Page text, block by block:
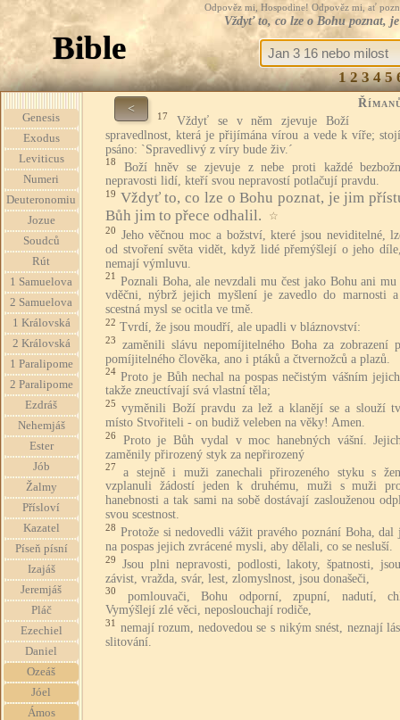
Odpověz mi, Hospodine! Odpověz mi, ať
Vždyť to, co lze o Bohu poznat,
Bible
1 2 3 4 5
Genesis
Exodus
Leviticus
Numeri
Deuteronomiu
Jozue
Soudců
Rút
1 Samuelova
2 Samuelova
1 Královská
2 Královská
1 Paralipome
2 Paralipome
Ezdráš
Nehemjáš
Ester
Jób
Žalmy
Přísloví
Kazatel
Píseň písní
Izajáš
Jeremjáš
Pláč
Ezechiel
Daniel
Ozeáš
Jóel
Ámos
<
17
Vždyť se v něm zjevuje Boží
spravedlnost, která je přijímána vírou a vede k víře;
psáno: `Spravedlivý z víry bude živ.´
18
Boží hněv se zjevuje z nebe proti každé
nepravosti lidí, kteří svou nepravostí potlačují pravdu.
19 Vždyť to, co lze o Bohu poznat, je jim
Bůh jim to přece odhalil.
☆
20 Jeho věčnou moc a božství, které jsou neviditelné,
od stvoření světa vidět, když lidé přemýšlejí o jeho
nemají výmluvu.
21 Poznali Boha, ale nevzdali mu čest jako Bohu ani
vděčni, nýbrž jejich myšlení je zavedlo do marnosti
scestná mysl se ocitla ve tmě.
22 Tvrdí, že jsou moudří, ale upadli v bláznovství:
23
zaměnili slávu nepomíjitelného Boha za zobrazení
pomíjitelného člověka, ano i ptáků a čtvernožců a plazů.
24 Proto je Bůh nechal na pospas nečistým vášním
takže zneuctívají svá vlastní těla;
25
vyměnili Boží pravdu za lež a klanějí se a slouží
místo Stvořiteli - on budiž veleben na věky! Amen.
26
Proto je Bůh vydal v moc hanebných vášní.
zaměnily přirozený styk za nepřirozený
27
a stejně i muži zanechali přirozeného styku s
vzplanuli žádostí jeden k druhému, muži s muži
hanebnosti a tak sami na sobě dostávají zaslouženou
svou scestnost.
28 Protože si nedovedli vážit pravého poznání Boha, dal
na pospas jejich zvrácené mysli, aby dělali, co se nesluší.
29
Jsou plni nepravosti, podlosti, lakoty, špatnosti,
závist, vražda, svár, lest, zlomyslnost, jsou donašeči,
30
pomlouvači, Bohu odporní, zpupní, nadutí,
Vymýšlejí zlé věci, neposlouchají rodiče,
31 nemají rozum, nedovedou se s nikým snést, neznají
slitování.